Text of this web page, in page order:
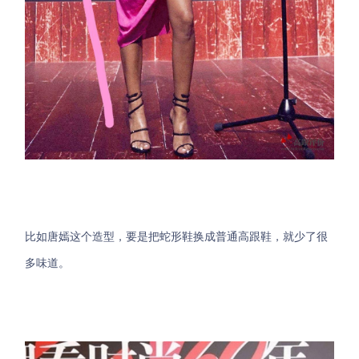
比如唐嫣这个造型，要是把蛇形鞋换成普通高跟鞋，就少了很
多味道。